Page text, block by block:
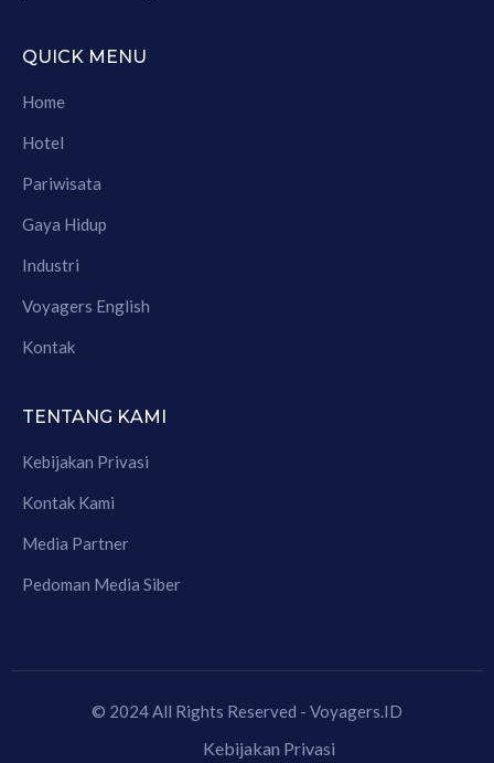
QUICK MENU
Home
Hotel
Pariwisata
Gaya Hidup
Industri
Voyagers English
Kontak
TENTANG KAMI
Kebijakan Privasi
Kontak Kami
Media Partner
Pedoman Media Siber
© 2024 All Rights Reserved - Voyagers.ID
Kebijakan Privasi